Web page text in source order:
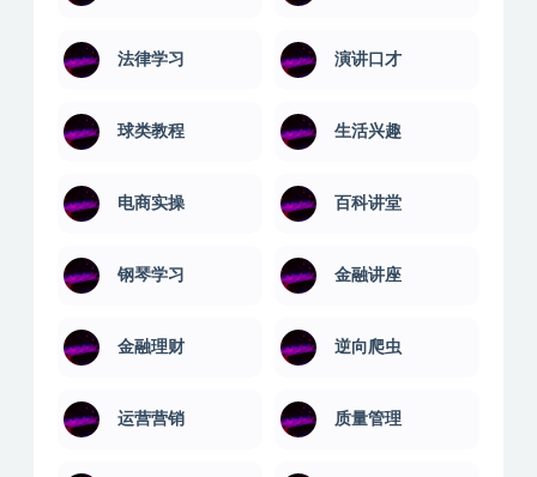
法律学习 演讲口才
球类教程 生活兴趣
电商实操 百科讲堂
钢琴学习 金融讲座
金融理财 逆向爬虫
运营营销 质量管理